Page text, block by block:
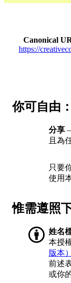
Canonical
https://
你可自由：
分享
且為
只要
使用
惟需遵照
姓名
本授
版本
前述
或你